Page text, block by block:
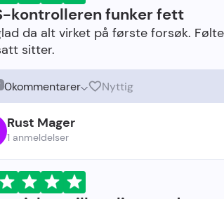
kontrolleren funker fett
da alt virket på første forsøk.
0kommentarer Nyttig
Rust Mager
1 anmeldelser